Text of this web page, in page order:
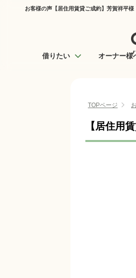
お客様の声【居住用賃貸ご成約】芳賀祥平
借りたい オーナー様
TOPページ
【居住用